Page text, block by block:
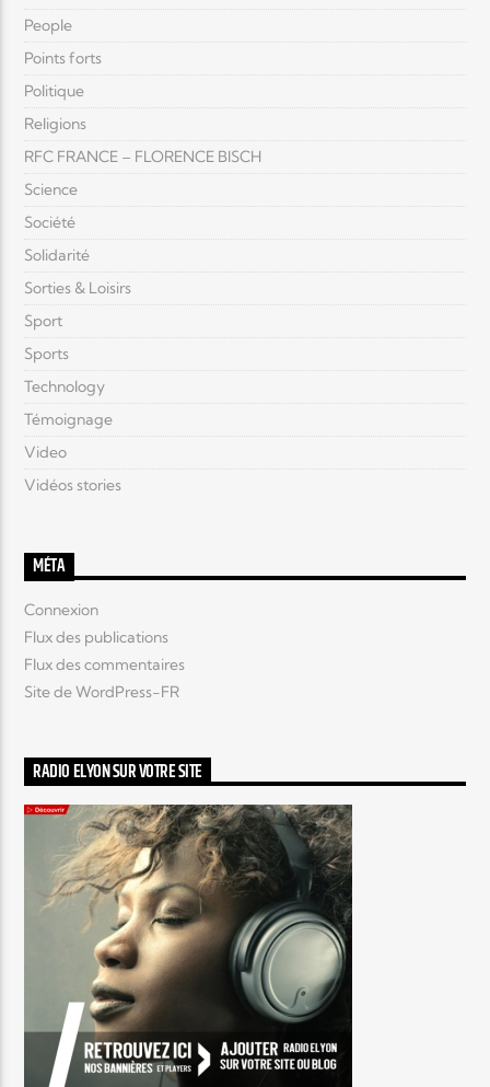
People
Points forts
Politique
Religions
RFC FRANCE – FLORENCE BISCH
Science
Société
Solidarité
Sorties & Loisirs
Sport
Sports
Technology
Témoignage
Video
Vidéos stories
MÉTA
Connexion
Flux des publications
Flux des commentaires
Site de WordPress-FR
RADIO ELYON SUR VOTRE SITE